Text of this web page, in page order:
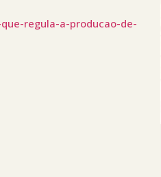
regula-a-producao-de-